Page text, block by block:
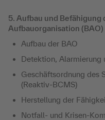
5. Aufbau und Befähigung
Aufbauorganisation (BAO)
Aufbau der BAO
Detektion, Alarmierung
Geschäftsordnung des
(Reaktiv-BCMS)
Herstellung der
Notfall- und Krisen-